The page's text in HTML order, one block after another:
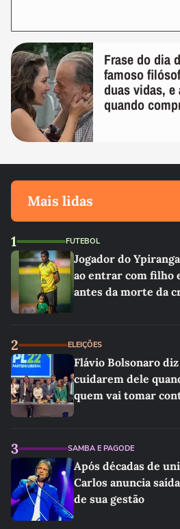
Frase do dia
famoso
duas vidas, e
quando
Mais lidas
1 FUTEBOL
Jogador do
ao entrar com filho
antes da morte da
2 ELEIÇÕES
Flávio Bolsonaro
cuidarem dele
quem vai tomar
3 SAMBA E PAGODE
Após décadas de
Carlos anuncia
de sua gestão